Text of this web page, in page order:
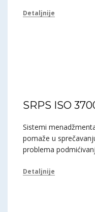
Detaljnije
SRPS ISO
Sistemi
pomaže u
problema
Detaljnije